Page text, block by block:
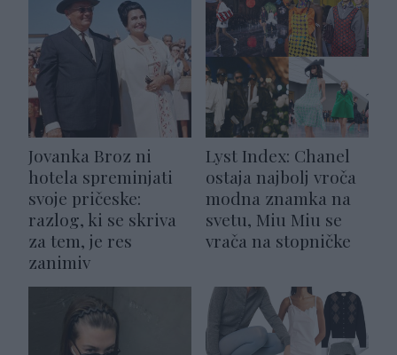
Jovanka Broz ni
hotela spreminjati
svoje pričeske:
razlog, ki se skriva
za tem, je res
zanimiv
Lyst Index: Chanel
ostaja najbolj vroča
modna znamka na
svetu, Miu Miu se
vrača na stopničke